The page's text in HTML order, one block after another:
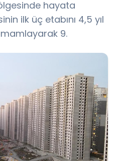
hayata
ilk üç etabını 4,5 yıl
9.